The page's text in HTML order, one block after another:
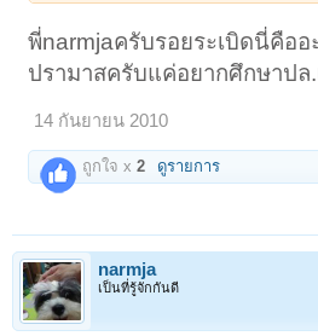
พี่narmjaครับรอยระเบิดนี่คืออ
ปรามาสครับแค่อยากศึกษาปล
14 กันยายน 2010
ถูกใจ x2 ดูรายการ
narmja
เป็นที่รู้จักกันดี